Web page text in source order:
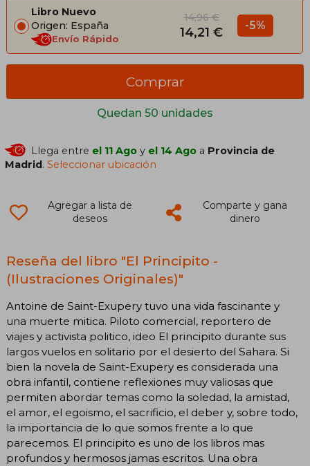
Libro Nuevo
Origen: España
Envío Rápido
14,96 €
14,21 € -5%
Quedan 50 unidades
Comprar
Llega entre el 11 Ago y el 14 Ago a Provincia de
Madrid.Seleccionar ubicación
Agregar a lista de
deseos
Comparte y gana
dinero
Reseña del libro "El Principito -
(Ilustraciones Originales)"
Antoine de Saint-Exupery tuvo una vida fascinante y
una muerte mitica. Piloto comercial, reportero de
viajes y activista politico, ideo El principito durante sus
largos vuelos en solitario por el desierto del Sahara. Si
bien la novela de Saint-Exupery es considerada una
obra infantil, contiene reflexiones muy valiosas que
permiten abordar temas como la soledad, la amistad,
el amor, el egoismo, el sacrificio, el deber y, sobre todo,
la importancia de lo que somos frente a lo que
parecemos. El principito es uno de los libros mas
profundos y hermosos jamas escritos. Una obra